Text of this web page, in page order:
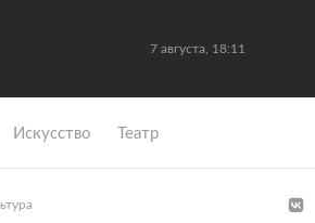
7 августа, 18:11
Искусство Театр